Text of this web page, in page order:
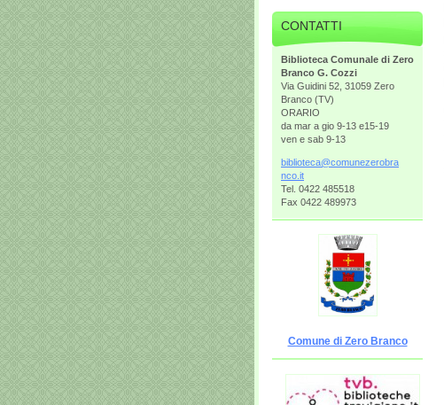
CONTATTI
Biblioteca Comunale di Zero
Branco G. Cozzi
Via Guidini 52, 31059 Zero
Branco (TV)
ORARIO
da mar a gio 9-13 e15-19
ven e sab 9-13
biblioteca@comunezerobra
nco.it
Tel. 0422 485518
Fax 0422 489973
Comune di Zero Branco